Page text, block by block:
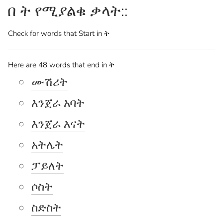
በ ት የሚያልቁ ቃላት::
Check for words that Start in ት
Here are 48 words that end in ት
ሙሽሪት
እንጀራ አባት
እንጀራ እናት
አትሌት
ፓይለት
ሶስት
ስድስት